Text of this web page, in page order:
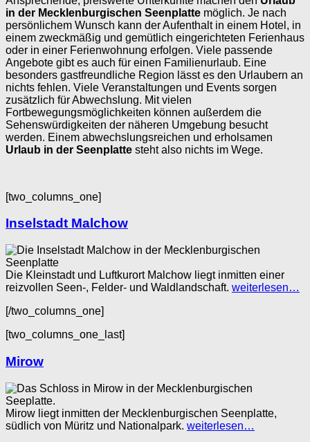
in der Mecklenburgischen Seenplatte möglich. Je nach
persönlichem Wunsch kann der Aufenthalt in einem Hotel, in
einem zweckmäßig und gemütlich eingerichteten Ferienhaus
oder in einer Ferienwohnung erfolgen. Viele passende
Angebote gibt es auch für einen Familienurlaub. Eine
besonders gastfreundliche Region lässt es den Urlaubern an
nichts fehlen. Viele Veranstaltungen und Events sorgen
zusätzlich für Abwechslung. Mit vielen
Fortbewegungsmöglichkeiten können außerdem die
Sehenswürdigkeiten der näheren Umgebung besucht
werden. Einem abwechslungsreichen und erholsamen
Urlaub in der Seenplatte steht also nichts im Wege.
[two_columns_one]
Inselstadt Malchow
Die Kleinstadt und Luftkurort Malchow liegt inmitten einer
reizvollen Seen-, Felder- und Waldlandschaft. weiterlesen…
[/two_columns_one]
[two_columns_one_last]
Mirow
Mirow liegt inmitten der Mecklenburgischen Seenplatte,
südlich von Müritz und Nationalpark. weiterlesen…